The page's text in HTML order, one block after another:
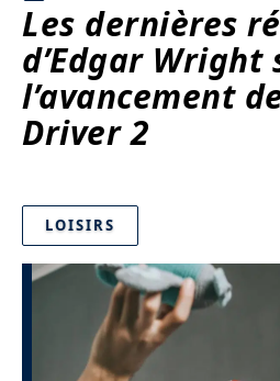
Les dernières
d’Edgar Wright
l’avancement
Driver 2
LOISIRS